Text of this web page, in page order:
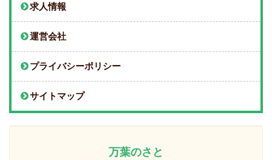
求人情報
運営会社
プライバシーポリシー
サイトマップ
万葉のさと